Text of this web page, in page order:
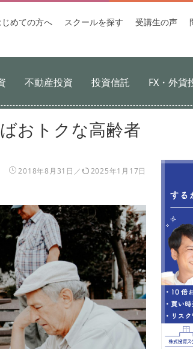
じめての方へ スクールを探す 受講生の声
不動産投資 投資信託 FX・外貨
おトクな高齢者
2018年8月31日
2025年1月17日